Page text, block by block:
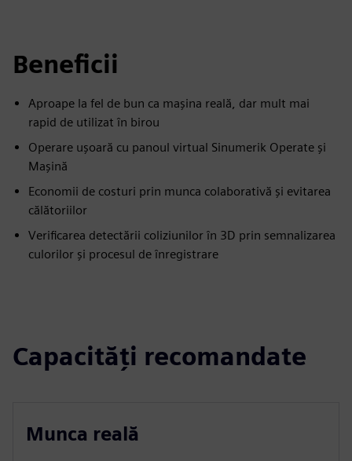
Beneficii
Aproape la fel de bun ca mașina reală, dar mult mai
rapid de utilizat în birou
Operare ușoară cu panoul virtual Sinumerik Operate și
Mașină
Economii de costuri prin munca colaborativă și evitarea
călătoriilor
Verificarea detectării coliziunilor în 3D prin semnalizarea
culorilor și procesul de înregistrare
Capacități recomandate
Munca reală